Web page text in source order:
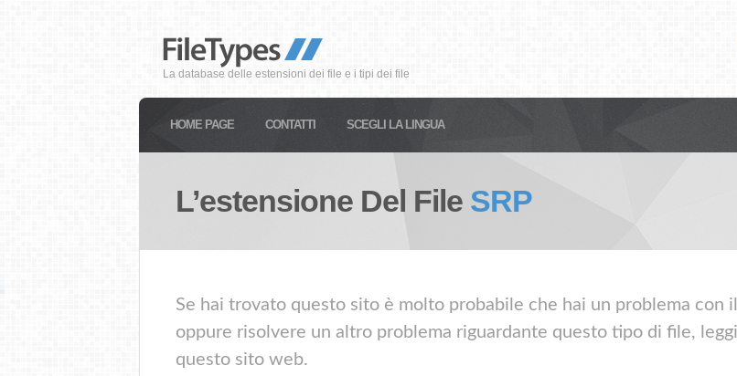
La database delle estensioni dei file e i tipi dei file
HOME PAGE CONTATTI SCEGLI LA LINGUA
L’estensione Del File SRP
Se hai trovato questo sito è molto probabile che hai un problema con
oppure risolvere un altro problema riguardante questo tipo di file,
questo sito web.